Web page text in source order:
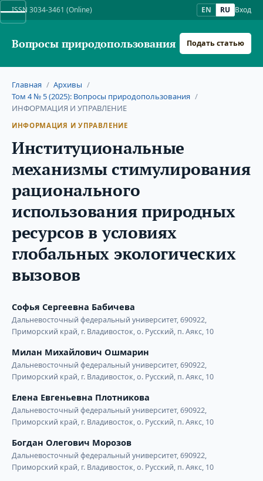
ISSN 3034-3461 (Online) EN RU Вход
Вопросы природопользования Подать статью
Главная / Архивы /
Том 4 № 5 (2025): Вопросы природопользования /
ИНФОРМАЦИЯ И УПРАВЛЕНИЕ
ИНФОРМАЦИЯ И УПРАВЛЕНИЕ
Институциональные
механизмы стимулирования
рационального
использования природных
ресурсов в условиях
глобальных экологических
вызовов
Софья Сергеевна Бабичева
Дальневосточный федеральный университет, 690922,
Приморский край, г. Владивосток, о. Русский, п. Аякс, 10
Милан Михайлович Ошмарин
Дальневосточный федеральный университет, 690922,
Приморский край, г. Владивосток, о. Русский, п. Аякс, 10
Елена Евгеньевна Плотникова
Дальневосточный федеральный университет, 690922,
Приморский край, г. Владивосток, о. Русский, п. Аякс, 10
Богдан Олегович Морозов
Дальневосточный федеральный университет, 690922,
Приморский край, г. Владивосток, о. Русский, п. Аякс, 10